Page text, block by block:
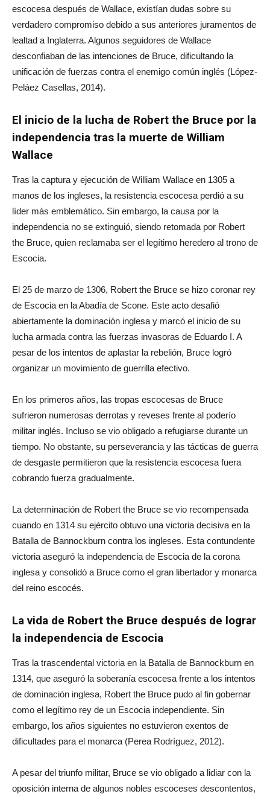
escocesa después de Wallace, existían dudas sobre su
verdadero compromiso debido a sus anteriores juramentos de
lealtad a Inglaterra. Algunos seguidores de Wallace
desconfiaban de las intenciones de Bruce, dificultando la
unificación de fuerzas contra el enemigo común inglés (López-
Peláez Casellas, 2014).
El inicio de la lucha de Robert the Bruce por la
independencia tras la muerte de William
Wallace
Tras la captura y ejecución de William Wallace en 1305 a
manos de los ingleses, la resistencia escocesa perdió a su
líder más emblemático. Sin embargo, la causa por la
independencia no se extinguió, siendo retomada por Robert
the Bruce, quien reclamaba ser el legítimo heredero al trono de
Escocia.
El 25 de marzo de 1306, Robert the Bruce se hizo coronar rey
de Escocia en la Abadía de Scone. Este acto desafió
abiertamente la dominación inglesa y marcó el inicio de su
lucha armada contra las fuerzas invasoras de Eduardo I. A
pesar de los intentos de aplastar la rebelión, Bruce logró
organizar un movimiento de guerrilla efectivo.
En los primeros años, las tropas escocesas de Bruce
sufrieron numerosas derrotas y reveses frente al poderío
militar inglés. Incluso se vio obligado a refugiarse durante un
tiempo. No obstante, su perseverancia y las tácticas de guerra
de desgaste permitieron que la resistencia escocesa fuera
cobrando fuerza gradualmente.
La determinación de Robert the Bruce se vio recompensada
cuando en 1314 su ejército obtuvo una victoria decisiva en la
Batalla de Bannockburn contra los ingleses. Esta contundente
victoria aseguró la independencia de Escocia de la corona
inglesa y consolidó a Bruce como el gran libertador y monarca
del reino escocés.
La vida de Robert the Bruce después de lograr
la independencia de Escocia
Tras la trascendental victoria en la Batalla de Bannockburn en
1314, que aseguró la soberanía escocesa frente a los intentos
de dominación inglesa, Robert the Bruce pudo al fin gobernar
como el legítimo rey de un Escocia independiente. Sin
embargo, los años siguientes no estuvieron exentos de
dificultades para el monarca (Perea Rodríguez, 2012).
A pesar del triunfo militar, Bruce se vio obligado a lidiar con la
oposición interna de algunos nobles escoceses descontentos,